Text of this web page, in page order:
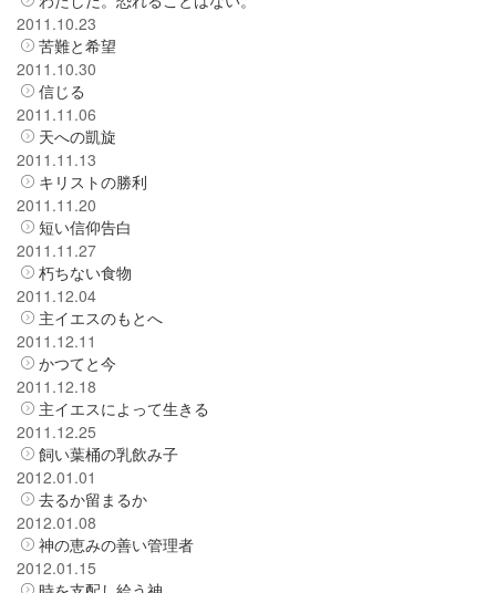
2011.10.23
苦難と希望
2011.10.30
信じる
2011.11.06
天への凱旋
2011.11.13
キリストの勝利
2011.11.20
短い信仰告白
2011.11.27
朽ちない食物
2011.12.04
主イエスのもとへ
2011.12.11
かつてと今
2011.12.18
主イエスによって生きる
2011.12.25
飼い葉桶の乳飲み子
2012.01.01
去るか留まるか
2012.01.08
神の恵みの善い管理者
2012.01.15